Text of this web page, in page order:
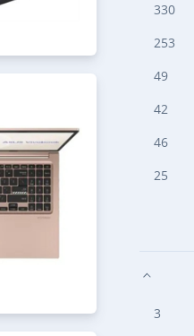
330
253
49
42
46
25
3